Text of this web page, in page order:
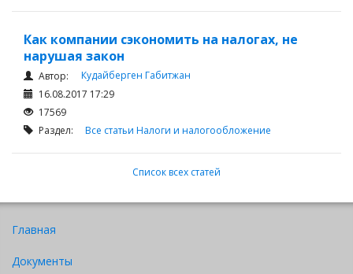
Как компании сэкономить на налогах, не
нарушая закон
Автор:
Кудайберген Габитжан
16.08.2017 17:29
17569
Раздел: Все статьи Налоги и налогообложение
Список всех статей
Главная
Документы